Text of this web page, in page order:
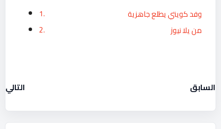
وفد كويتي يطلع جاهزية
من يلا نيوز
السابق التالي